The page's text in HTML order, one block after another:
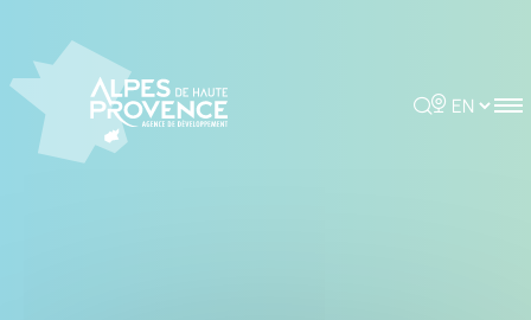
Rechercher
Choisir la